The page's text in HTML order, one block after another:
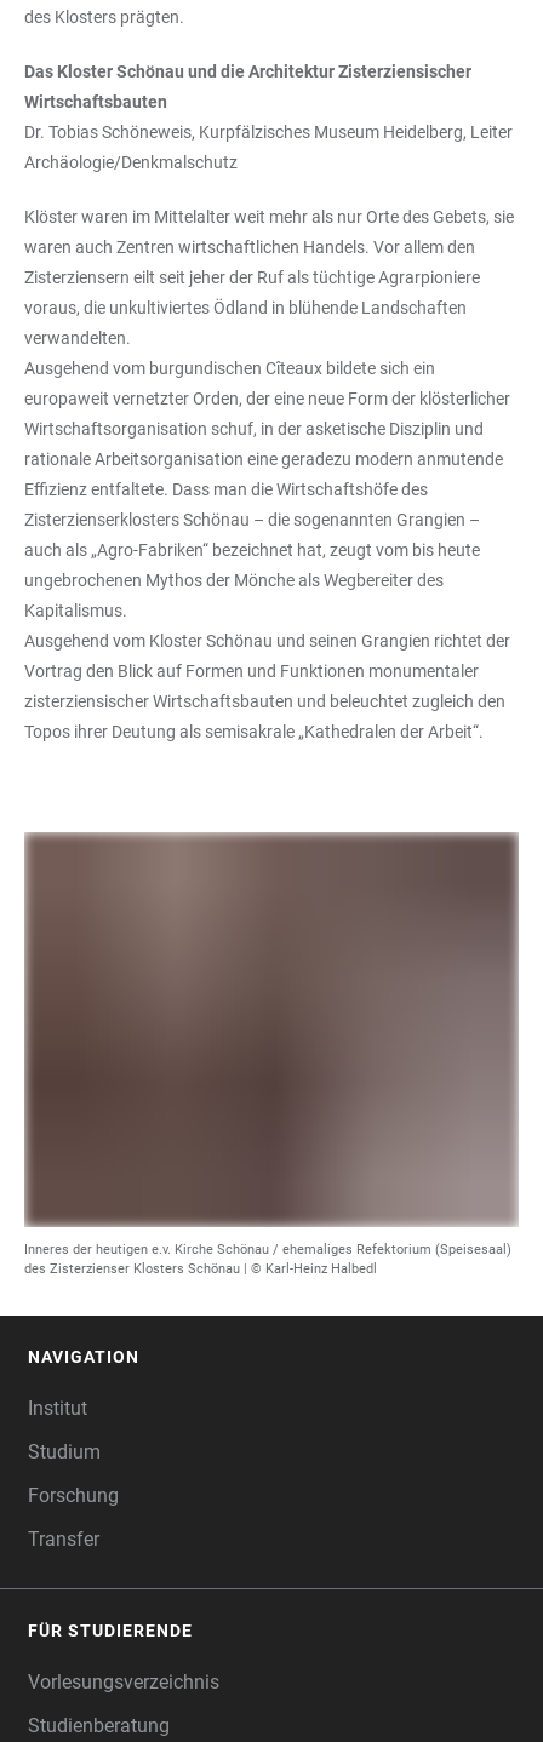
des Klosters prägten.
Das Kloster Schönau und die Architektur Zisterziensischer
Wirtschaftsbauten
Dr. Tobias Schöneweis, Kurpfälzisches Museum Heidelberg, Leiter
Archäologie/Denkmalschutz
Klöster waren im Mittelalter weit mehr als nur Orte des Gebets, sie
waren auch Zentren wirtschaftlichen Handels. Vor allem den
Zisterziensern eilt seit jeher der Ruf als tüchtige Agrarpioniere
voraus, die unkultiviertes Ödland in blühende Landschaften
verwandelten.
Ausgehend vom burgundischen Cîteaux bildete sich ein
europaweit vernetzter Orden, der eine neue Form der klösterlicher
Wirtschaftsorganisation schuf, in der asketische Disziplin und
rationale Arbeitsorganisation eine geradezu modern anmutende
Effizienz entfaltete. Dass man die Wirtschaftshöfe des
Zisterzienserklosters Schönau – die sogenannten Grangien –
auch als „Agro-Fabriken“ bezeichnet hat, zeugt vom bis heute
ungebrochenen Mythos der Mönche als Wegbereiter des
Kapitalismus.
Ausgehend vom Kloster Schönau und seinen Grangien richtet der
Vortrag den Blick auf Formen und Funktionen monumentaler
zisterziensischer Wirtschaftsbauten und beleuchtet zugleich den
Topos ihrer Deutung als semisakrale „Kathedralen der Arbeit“.
Inneres der heutigen e.v. Kirche Schönau / ehemaliges Refektorium (Speisesaal)
des Zisterzienser Klosters Schönau | © Karl-Heinz Halbedl
NAVIGATION
Institut
Studium
Forschung
Transfer
FÜR STUDIERENDE
Vorlesungsverzeichnis
Studienberatung